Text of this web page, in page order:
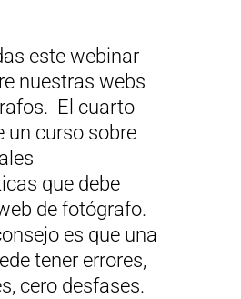
este webinar
nuestras webs
El cuarto
un curso sobre
que debe
de fotógrafo.
es que una
tener errores,
cero desfases.